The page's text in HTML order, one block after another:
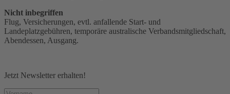
Nicht inbegriffen
Flug, Versicherungen, evtl. anfallende Start- und
Landeplatzgebühren, temporäre australische Verbandsmitgliedschaft,
Abendessen, Ausgang.
Jetzt Newsletter erhalten!